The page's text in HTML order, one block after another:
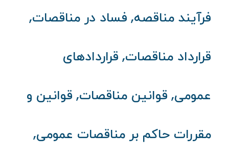
فرآیند مناقصه, فساد در مناقصات,
قرارداد مناقصات, قراردادهای
عمومی, قوانین مناقصات, قوانین و
مقررات حاکم بر مناقصات عمومی,